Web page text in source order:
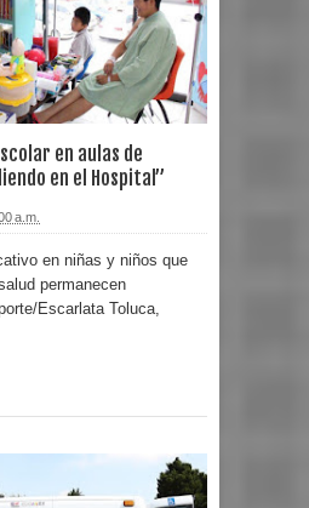
en aulas de
en el Hospital”
a.m.
en niñas y niños que
permanecen
Escarlata Toluca,